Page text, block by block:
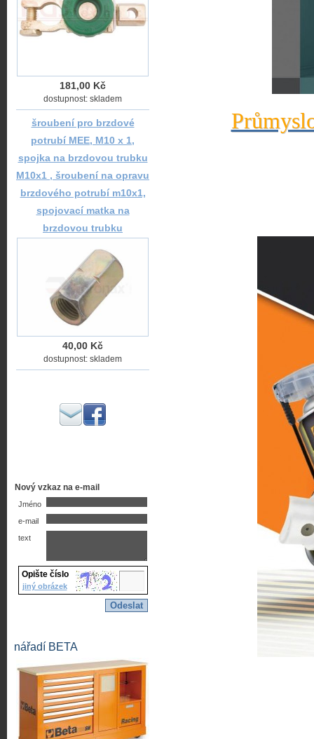
181,00 Kč
dostupnost: skladem
šroubení pro brzdové
potrubí MEE, M10 x 1,
spojka na brzdovou trubku
M10x1 , šroubení na opravu
brzdového potrubí m10x1,
spojovací matka na
brzdovou trubku
40,00 Kč
dostupnost: skladem
Nový vzkaz na e-mail
Jméno
e-mail
text
Opište číslo
jiný obrázek
nářadí BETA